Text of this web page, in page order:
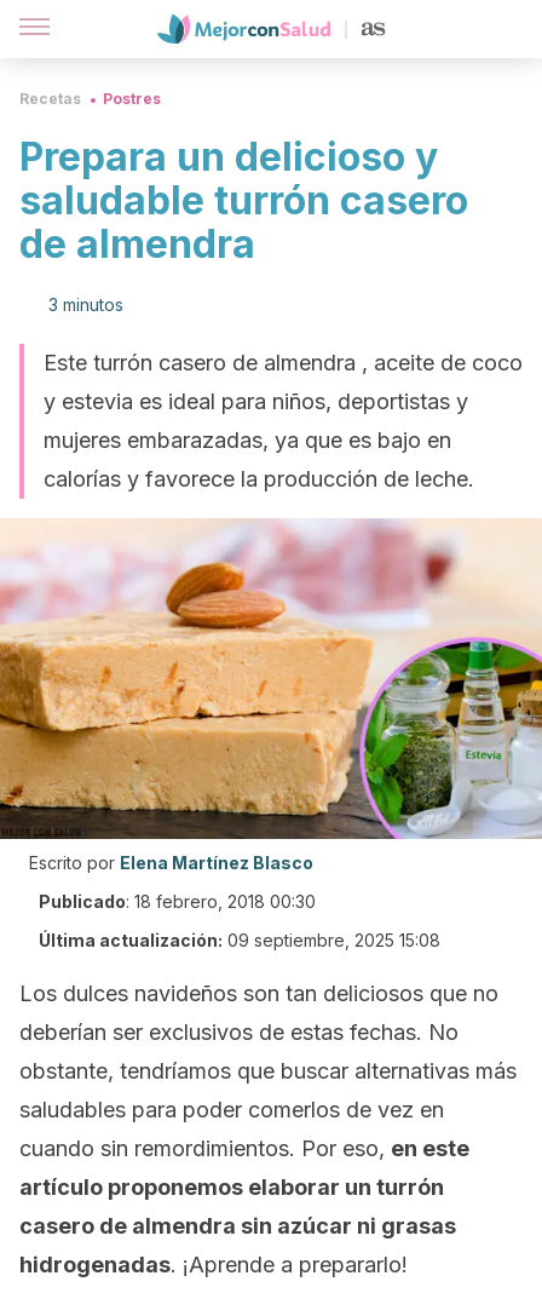
Recetas Postres
Prepara un delicioso y
saludable turrón casero
de almendra
3 minutos
Este turrón casero de almendra , aceite de coco
y estevia es ideal para niños, deportistas y
mujeres embarazadas, ya que es bajo en
calorías y favorece la producción de leche.
Escrito por Elena Martínez Blasco
Publicado: 18 febrero, 2018 00:30
Última actualización: 09 septiembre, 2025 15:08
Los dulces navideños son tan deliciosos que no
deberían ser exclusivos de estas fechas. No
obstante, tendríamos que buscar alternativas más
saludables para poder comerlos de vez en
cuando sin remordimientos. Por eso, en este
artículo proponemos elaborar un turrón
casero de almendra sin azúcar ni grasas
hidrogenadas. ¡Aprende a prepararlo!